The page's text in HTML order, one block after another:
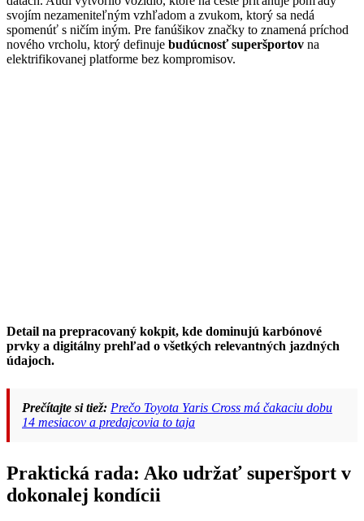
svojím nezameniteľným vzhľadom a zvukom, ktorý sa nedá
spomenúť s ničím iným. Pre fanúšikov značky to znamená príchod
nového vrcholu, ktorý definuje budúcnosť superšportov na
elektrifikovanej platforme bez kompromisov.
Detail na prepracovaný kokpit, kde dominujú karbónové
prvky a digitálny prehľad o všetkých relevantných jazdných
údajoch.
Prečítajte si tiež: Prečo Toyota Yaris Cross má čakaciu dobu
14 mesiacov a predajcovia to taja
Praktická rada: Ako udržať superšport v
dokonalej kondícii